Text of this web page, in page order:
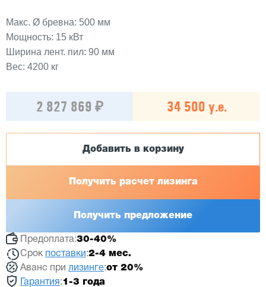
Макс. Ø бревна: 500 мм
Мощность: 15 кВт
Ширина лент. пил: 90 мм
Вес: 4200 кг
2 827 869 ₽ 34 500 у.е.
Добавить в корзину
Получить расчет лизинга
Получить предложение
Предоплата:30-40%
Срок поставки :2-4 мес.
Аванс при лизинге:от 20%
Гарантия :1-3 года